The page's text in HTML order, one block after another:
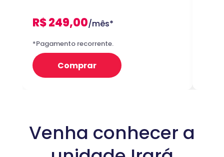
R$ 249,00/mês*
*Pagamento recorrente.
Comprar
Venha conhecer a